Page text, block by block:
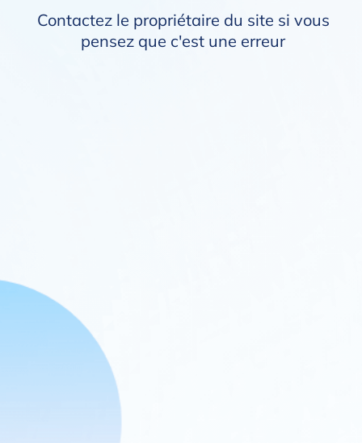
Contactez le propriétaire du site si vous
pensez que c'est une erreur